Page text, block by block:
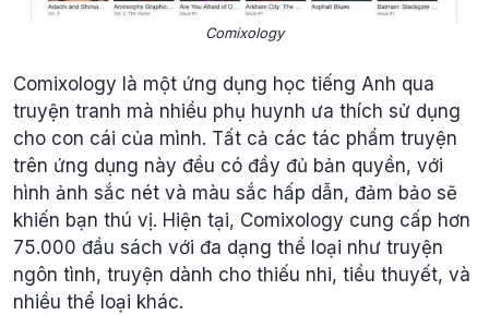
Comixology
Comixology là một ứng dụng học tiếng Anh qua
truyện tranh mà nhiều phụ huynh ưa thích sử dụng
cho con cái của mình. Tất cả các tác phẩm truyện
trên ứng dụng này đều có đầy đủ bản quyền, với
hình ảnh sắc nét và màu sắc hấp dẫn, đảm bảo sẽ
khiến bạn thú vị. Hiện tại, Comixology cung cấp hơn
75.000 đầu sách với đa dạng thể loại như truyện
ngôn tình, truyện dành cho thiếu nhi, tiểu thuyết, và
nhiều thể loại khác.